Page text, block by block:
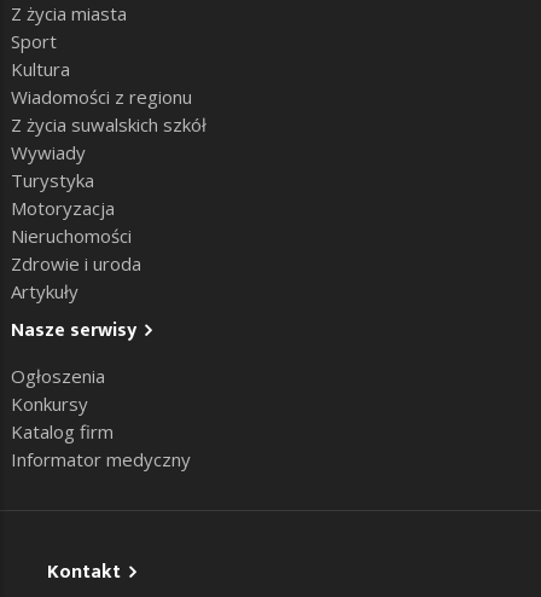
Z życia miasta
Sport
Kultura
Wiadomości z regionu
Z życia suwalskich szkół
Wywiady
Turystyka
Motoryzacja
Nieruchomości
Zdrowie i uroda
Artykuły
Nasze serwisy
Ogłoszenia
Konkursy
Katalog firm
Informator medyczny
Kontakt